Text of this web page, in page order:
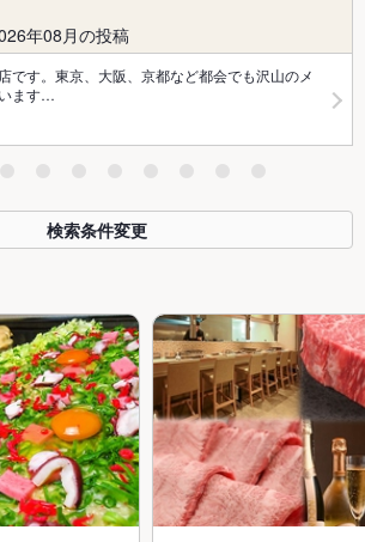
年08月の投稿
です。東京、大阪、京都など都会でも沢山のメ
ます…
検索条件変更